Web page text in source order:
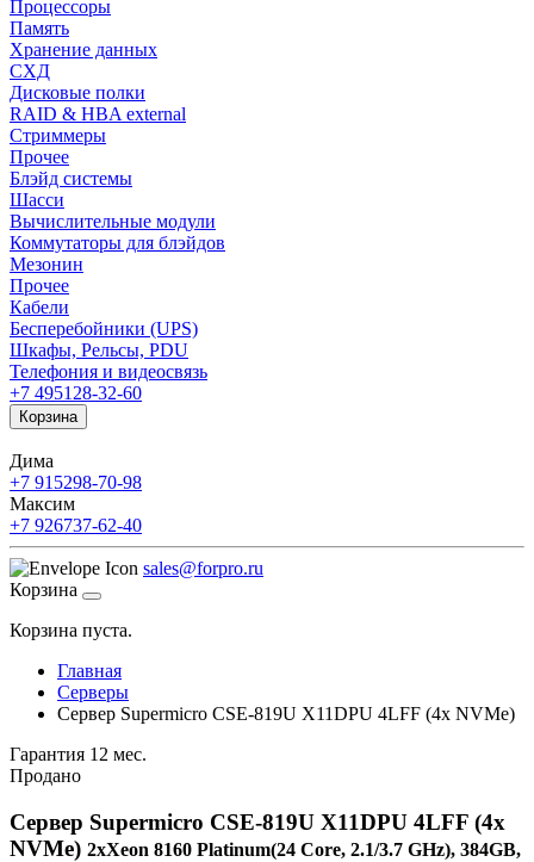
Процессоры
Память
Хранение данных
СХД
Дисковые полки
RAID & HBA external
Стриммеры
Прочее
Блэйд системы
Шасси
Вычислительные модули
Коммутаторы для блэйдов
Мезонин
Прочее
Кабели
Бесперебойники (UPS)
Шкафы, Рельсы, PDU
Телефония и видеосвязь
+7 495128-32-60
Корзина
Дима
+7 915298-70-98
Максим
+7 926737-62-40
sales@forpro.ru
Корзина
Корзина пуста.
Главная
Серверы
Сервер Supermicro CSE-819U X11DPU 4LFF (4x NVMe)
Гарантия 12 мес.
Продано
Сервер Supermicro CSE-819U X11DPU 4LFF (4x
NVMe) 2xXeon 8160 Platinum(24 Core, 2.1/3.7 GHz), 384GB,